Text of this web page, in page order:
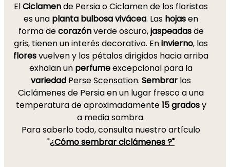
ElCiclamende Persia o Ciclamen de los floristas
es una planta bulbosavivácea. Las hojasen
forma decorazónverde oscuro,jaspeadasde
gris, tienen un interés decorativo. Eninvierno, las
floresvuelven y los pétalos dirigidos hacia arriba
exhalan un perfumeexcepcional para la
variedad Perse Scensation. Sembrar los
Ciclámenes de Persia en un lugar fresco a una
temperatura de aproximadamente15 gradosy
a media sombra.
Para saberlo todo, consulta nuestro artículo
"¿Cómo sembrar ciclámenes ?"